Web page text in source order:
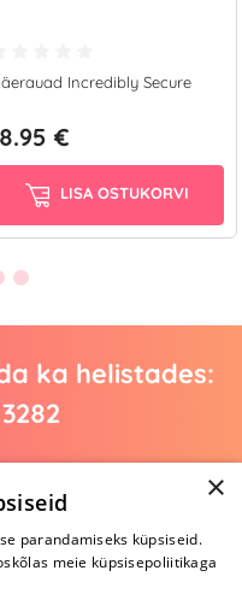
Incredibly Secure
€
LISA OSTUKORVI
ka helistades:
pole
×
parandamiseks küpsiseid.
meie küpsisepoliitikaga